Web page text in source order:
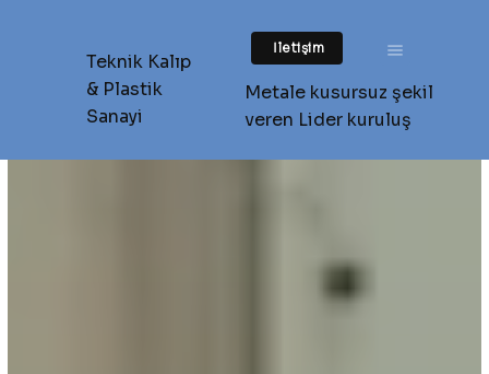
İletişim
Teknik Kalıp
& Plastik
Sanayi
Metale kusursuz şekil
veren Lider kuruluş